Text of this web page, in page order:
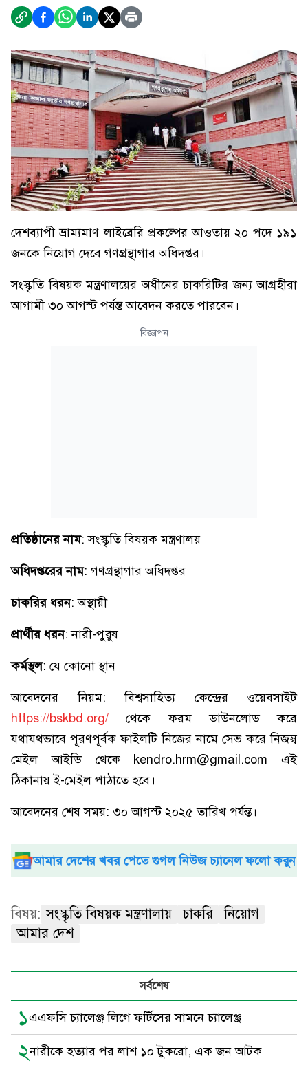
দেশব্যাপী ভ্রাম্যমাণ লাইব্রেরি প্রকল্পের আওতায় ২০ পদে ১৯১
জনকে নিয়োগ দেবে গণগ্রন্থাগার অধিদপ্তর।
সংস্কৃতি বিষয়ক মন্ত্রণালয়ের অধীনের চাকরিটির জন্য আগ্রহীরা
আগামী ৩০ আগস্ট পর্যন্ত আবেদন করতে পারবেন।
বিজ্ঞাপন
প্রতিষ্ঠানের নাম: সংস্কৃতি বিষয়ক মন্ত্রণালয়
অধিদপ্তরের নাম: গণগ্রন্থাগার অধিদপ্তর
চাকরির ধরন: অস্থায়ী
প্রার্থীর ধরন: নারী-পুরুষ
কর্মস্থল: যে কোনো স্থান
আবেদনের নিয়ম: বিশ্বসাহিত্য কেন্দ্রের ওয়েবসাইট
https://bskbd.org/ থেকে ফরম ডাউনলোড করে
যথাযথভাবে পূরণপূর্বক ফাইলটি নিজের নামে সেভ করে নিজস্ব
মেইল আইডি থেকে kendro.hrm@gmail.com এই
ঠিকানায় ই-মেইল পাঠাতে হবে।
আবেদনের শেষ সময়: ৩০ আগস্ট ২০২৫ তারিখ পর্যন্ত।
আমার দেশের খবর পেতে গুগল নিউজ চ্যানেল ফলো করুন
বিষয়: সংস্কৃতি বিষয়ক মন্ত্রণালায় চাকরি
নিয়োগ
আমার দেশ
সর্বশেষ
১এএফসি চ্যালেঞ্জ লিগে ফর্টিসের সামনে চ্যালেঞ্জ
২নারীকে হত্যার পর লাশ ১০ টুকরো, এক জন আটক